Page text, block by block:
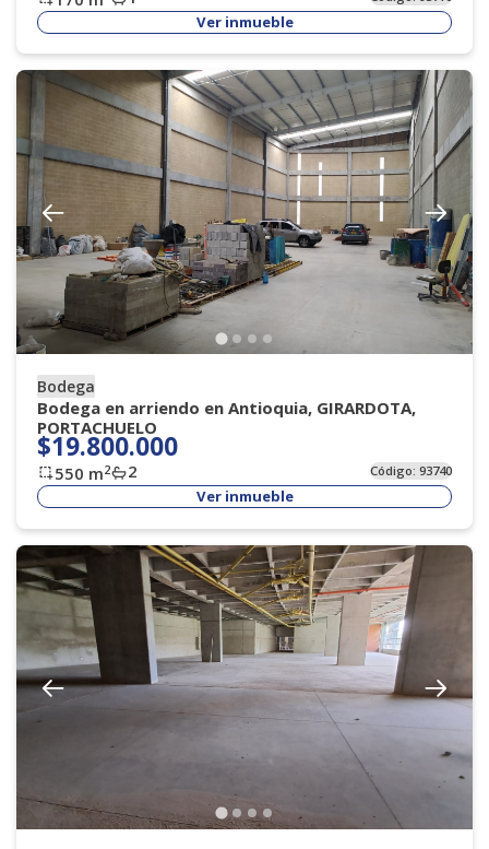
Ver inmueble
Bodega
Bodega en arriendo en Antioquia, GIRARDOTA,
PORTACHUELO
$19.800.000
550 m2 2 Código:93740
Ver inmueble